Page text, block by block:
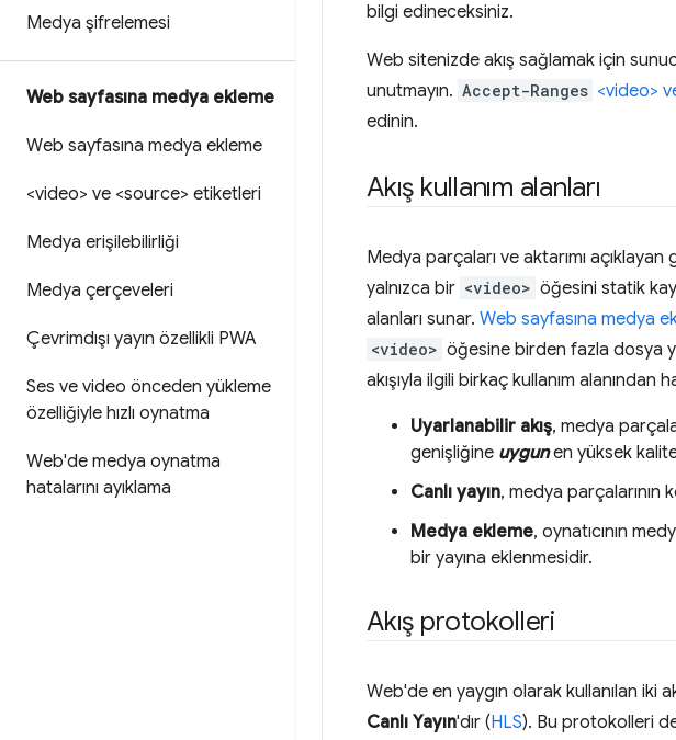
Medya şifrelemesi
Web sayfasına medya ekleme
Web sayfasına medya ekleme
<video> ve <source> etiketleri
Medya erişilebilirliği
Medya çerçeveleri
Çevrimdışı yayın özellikli PWA
Ses ve video önceden yükleme
özelliğiyle hızlı oynatma
Web'de medya oynatma
hatalarını ayıklama
bilgi edineceksiniz.
Web sitenizde akış sağlamak için
unutmayın. Accept-Ranges <video>
edinin.
Akış kullanım alanları
Medya parçaları ve aktarımı
yalnızca bir <video> öğesini statik
alanları sunar. Web sayfasına medya
<video> öğesine birden fazla dosya
akışıyla ilgili birkaç kullanım alanından
Uyarlanabilir akış, medya
genişliğine uygunen yüksek
Canlı yayın, medya parçalarının
Medya ekleme, oynatıcının
bir yayına eklenmesidir.
Akış protokolleri
Web'de en yaygın olarak kullanılan iki
Canlı Yayın'dır (HLS). Bu protokolleri